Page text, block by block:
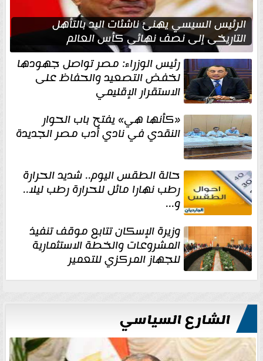
الرئيس السيسي يهنئ ناشئات اليد بالتأهل
التاريخي إلى نصف نهائي كأس العالم
رئيس الوزراء: مصر تواصل جهودها
لخفض التصعيد والحفاظ على
الاستقرار الإقليمي
«كأنها هي» يفتح باب الحوار
النقدي في نادي أدب مصر الجديدة
حالة الطقس اليوم.. شديد الحرارة
رطب نهارا مائل للحرارة رطب ليلا..
و...
وزيرة الإسكان تتابع موقف تنفيذ
المشروعات والخطة الاستثمارية
للجهاز المركزي للتعمير
الشارع السياسي